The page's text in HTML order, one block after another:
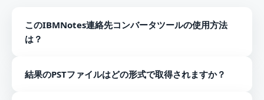
このIBMNotes連絡先コンバータツールの使用方法
は？
WindowsPCにソフトウェアをインストールして開きま
結果のPSTファイルはどの形式で取得されますか？